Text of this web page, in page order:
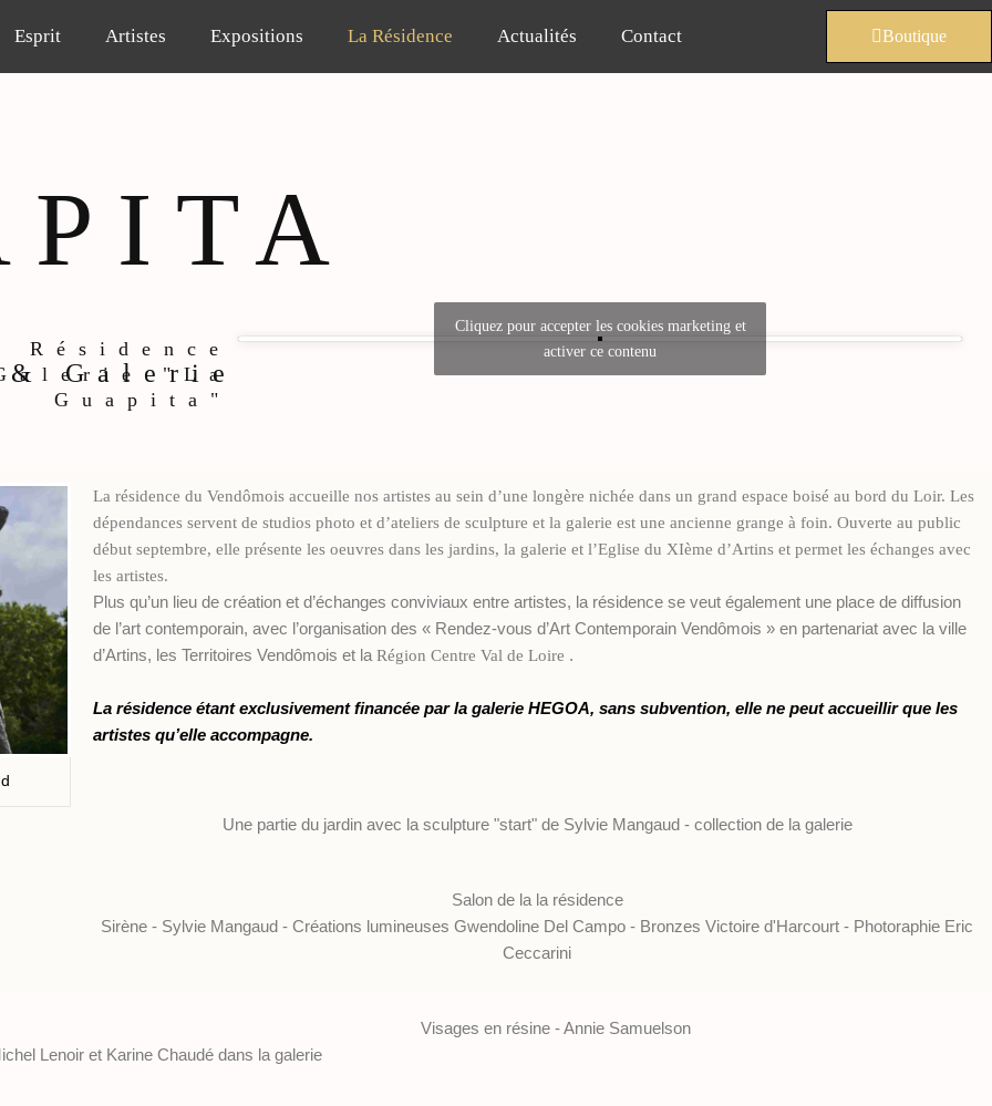
Esprit Artistes Expositions La Résidence Actualités Contact Boutique
Galerie
Résidence
"La
Guapita"
Cliquez pour accepter les cookies marketing et
activer ce contenu
La résidence du Vendômois accueille nos artistes au sein d’une longère nichée dans un grand espace boisé au bord du Loir. Les
dépendances servent de studios photo et d’ateliers de sculpture et la galerie est une ancienne grange à foin. Ouverte au public
début septembre, elle présente les oeuvres dans les jardins, la galerie et l’Eglise du XIème d’Artins et permet les échanges avec
les artistes.
Plus qu’un lieu de création et d’échanges conviviaux entre artistes, la résidence se veut également une place de diffusion
de l’art contemporain, avec l’organisation des « Rendez-vous d’Art Contemporain Vendômois » en partenariat avec la ville
d’Artins, les Territoires Vendômois et laRégion Centre Val de Loire .
La résidence étant exclusivement financée par la galerie HEGOA, sans subvention, elle ne peut accueillir que les
artistes qu’elle accompagne.
Une partie du jardin avec la sculpture "start" de Sylvie Mangaud - collection de la galerie
Salon de la la résidence
Sirène - Sylvie Mangaud - Créations lumineuses Gwendoline Del Campo - Bronzes Victoire d'Harcourt - Photoraphie Eric
Ceccarini
Lenoir et Karine Chaudé dans la galerie
Visages en résine - Annie Samuelson